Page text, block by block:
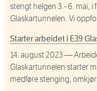
stengt helgen 3.- 6. mai,
Glaskartunnelen. Vi
Starter arbeidet i E39
14. august 2023—
Glaskartunnelen starter
medføre stenging,